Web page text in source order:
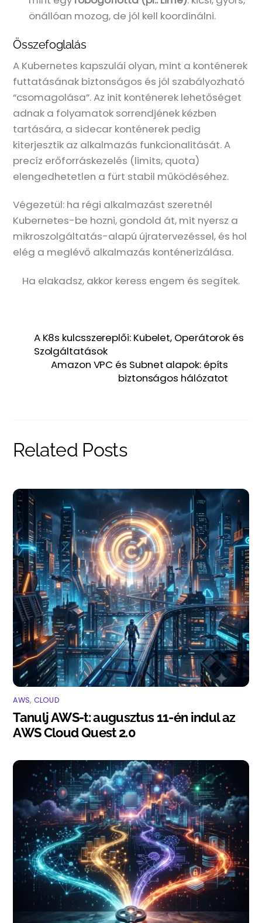
önállóan mozog, de jól kell koordinálni.
Összefoglalás
A Kubernetes kapszulái olyan, mint a konténerek
futtatásának biztonságos és jól szabályozható
“csomagolása”. Az init konténerek lehetőséget
adnak a folyamatok sorrendjének kézben
tartására, a sidecar konténerek pedig
kiterjesztik az alkalmazás funkcionalitását. A
precíz erőforráskezelés (limits, quota)
elengedhetetlen a fürt stabil működéséhez.
Végezetül: ha régi alkalmazást szeretnél
Kubernetes-be hozni, gondold át, mit nyersz a
mikroszolgáltatás-alapú újratervezéssel, és hol
elég a meglévő alkalmazás konténerizálása.
Ha elakadsz, akkor keress engem és segítek.
A K8s kulcsszereplői: Kubelet, Operátorok és
Szolgáltatások
Amazon VPC és Subnet alapok: építs
biztonságos hálózatot
Related Posts
AWS, CLOUD
Tanulj AWS-t: augusztus 11-én indul az
AWS Cloud Quest 2.0